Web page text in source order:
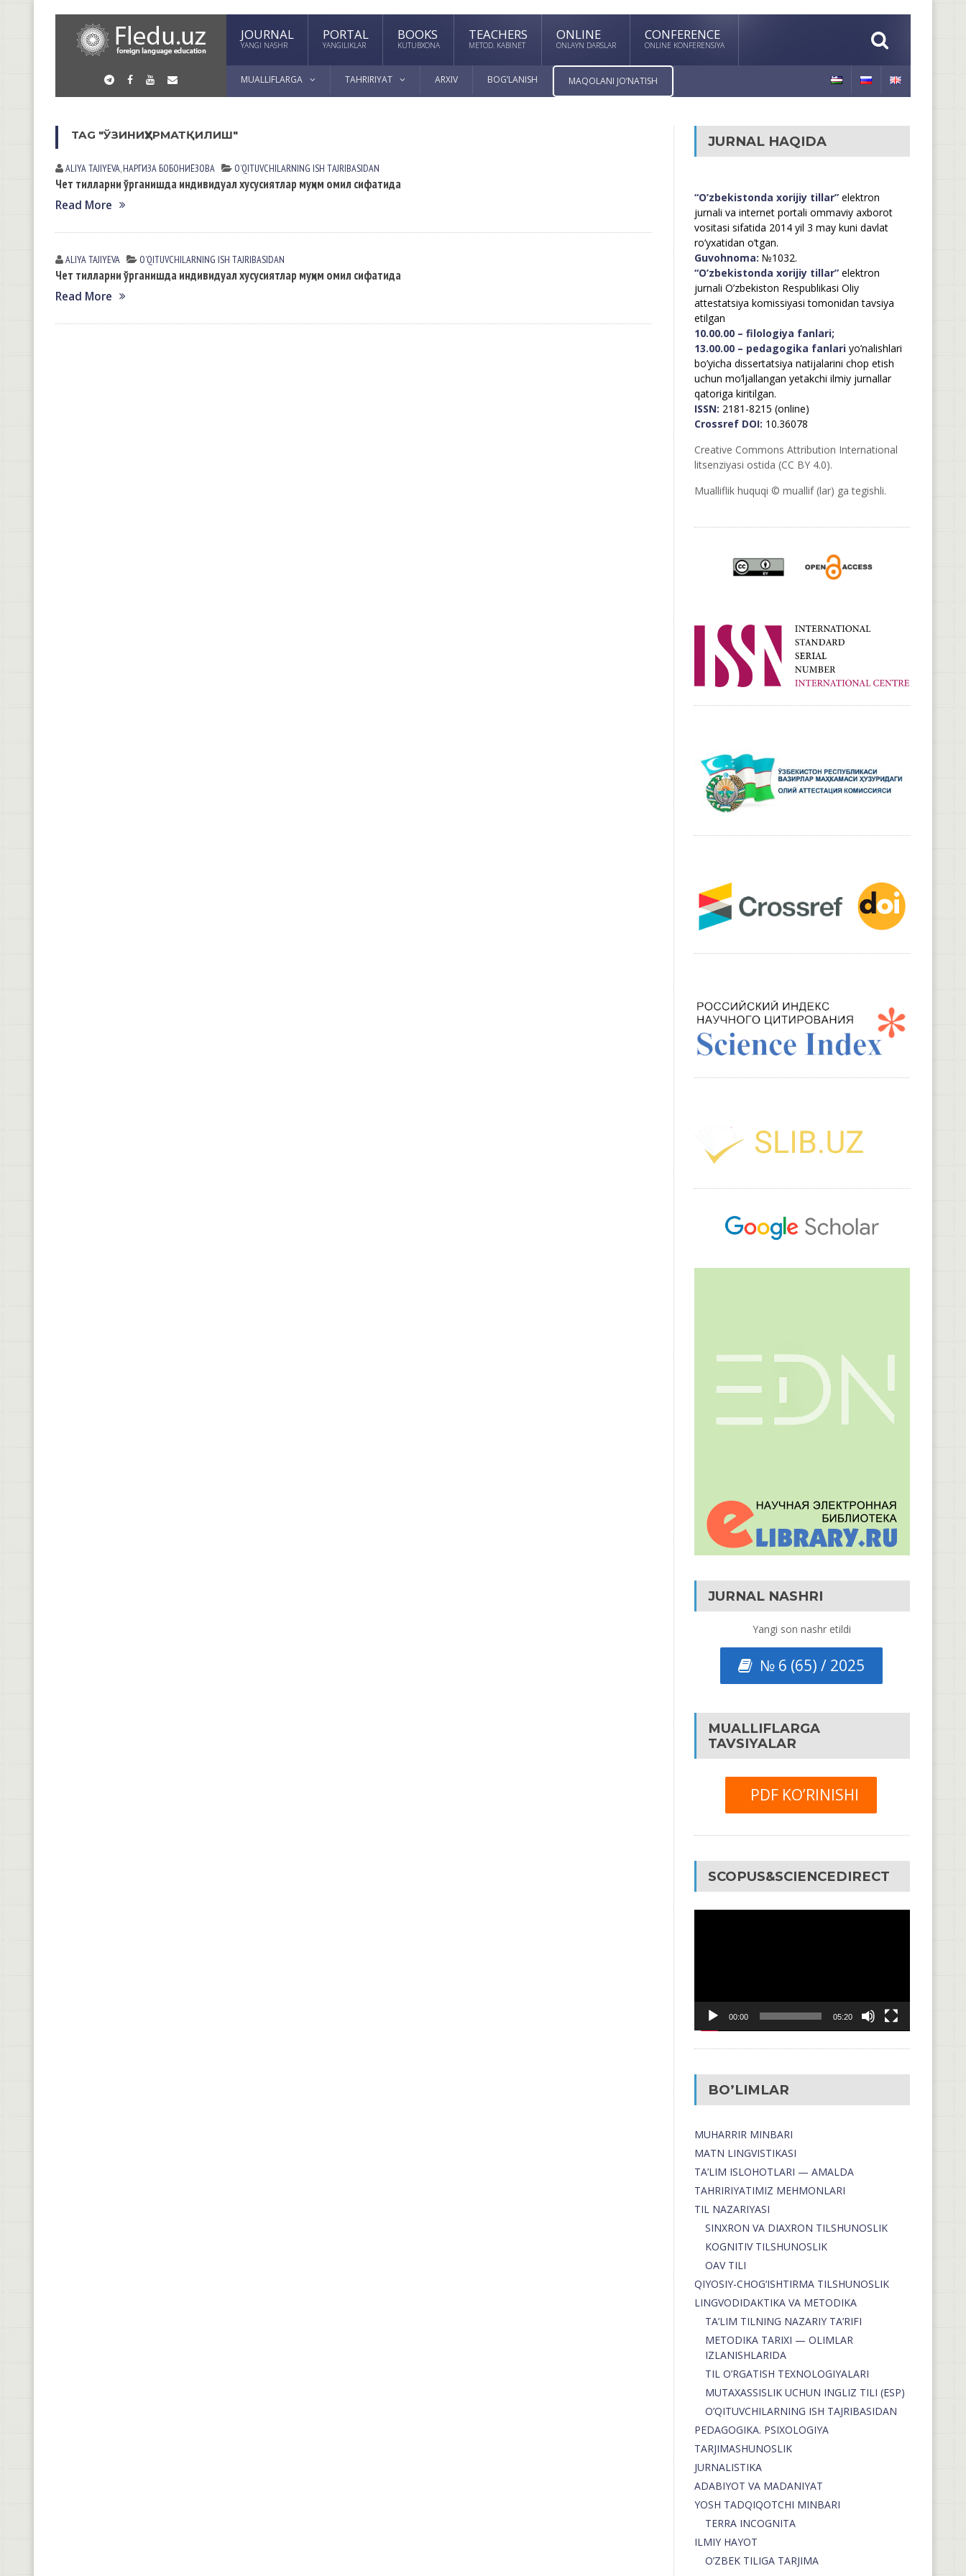
JOURNAL
YANGI NASHR
PORTAL
YANGILIKLAR
BOOKS
KUTUBXONA
TEACHERS
METOD. KABINET
ONLINE
ONLAYN DARSLAR
CONFERENCE
ONLINE KONFERENSIYA
MUALLIFLARGA TAHRIRIYAT ARXIV BOG’LANISH MAQOLANI JO’NATISH
TAG "ЎЗИНИҲУРМАТҚИЛИШ"
ALIYA TAJIYEVA,НАРГИЗА БОБОНИЁЗОВА OʼQITUVCHILАRNING ISH TАJRIBАSIDАN
Чет тилларни ўрганишда индивидуал хусусиятлар муҳим омил сифатида
Read More
ALIYA TAJIYEVA OʼQITUVCHILАRNING ISH TАJRIBАSIDАN
Чет тилларни ўрганишда индивидуал хусусиятлар муҳим омил сифатида
Read More
JURNAL HAQIDA
“O’zbekistonda xorijiy tillar”elektron
jurnali va internet portali ommaviy axborot
vositasi sifatida 2014 yil 3 may kuni davlat
ro’yxatidan o’tgan.
Guvohnoma: №1032.
“O’zbekistonda xorijiy tillar”elektron
jurnali O’zbekiston Respublikasi Oliy
attestatsiya komissiyasi tomonidan tavsiya
etilgan
10.00.00 – filologiya fanlari;
13.00.00 – pedagogika fanlariyo’nalishlari
bo’yicha dissertatsiya natijalarini chop etish
uchun mo’ljallangan yetakchi ilmiy jurnallar
qatoriga kiritilgan.
ISSN: 2181-8215 (online)
Crossref DOI: 10.36078
Creative Commons Attribution International
litsenziyasi ostida (CC BY 4.0).
Mualliflik huquqi © muallif (lar) ga tegishli.
JURNAL NASHRI
Yangi son nashr etildi
№ 6 (65) / 2025
MUALLIFLARGA
TAVSIYALAR
PDF KO’RINISHI
SCOPUS&SCIENCEDIRECT
00:00 05:20
BO’LIMLAR
MUHARRIR MINBARI
MATN LINGVISTIKASI
TA’LIM ISLOHOTLARI — AMALDA
TAHRIRIYATIMIZ MEHMONLARI
TIL NAZARIYASI
SINXRON VA DIAXRON TILSHUNOSLIK
KOGNITIV TILSHUNOSLIK
OAV TILI
QIYOSIY-CHOG‘ISHTIRMA TILSHUNOSLIK
LINGVODIDAKTIKA VA METODIKA
TA’LIM TILNING NAZARIY TA’RIFI
METODIKA TARIXI — OLIMLAR
IZLANISHLARIDA
TIL O’RGATISH TEXNOLOGIYALARI
MUTAXASSISLIK UCHUN INGLIZ TILI (ESP)
O’QITUVCHILARNING ISH TAJRIBASIDAN
PEDAGOGIKA. PSIXOLOGIYA
TARJIMASHUNOSLIK
JURNALISTIKA
ADABIYOT VA MADANIYAT
YOSH TADQIQOTCHI MINBARI
TERRA INCOGNITA
ILMIY HAYOT
O’ZBEK TILIGA TARJIMA